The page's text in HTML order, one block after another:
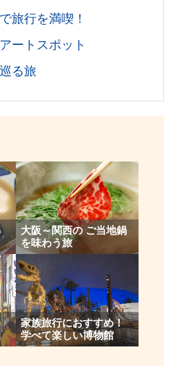
旅行を満喫！
ートスポット
る旅
大阪～関西の ご当地鍋
を味わう旅
家族旅行におすすめ！
学べて楽しい博物館